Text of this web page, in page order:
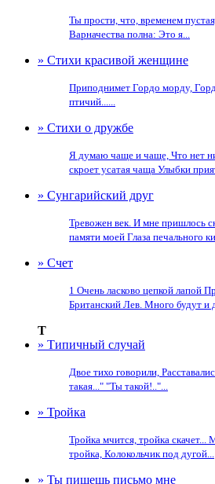
Ты прости, что, временем
Варначества полна: Это я...
» Стихи красивой женщине
Приподнимет Гордо морду,
птичий......
» Стихи о дружбе
Я думаю чаще и чаще, Что нет
скроет усатая чаща Улыбки
» Сунгарийский друг
Тревожен век. И мне пришлось
памяти моей Глаза печального
» Счет
1 Очень ласково цепкой лапой
Британский Лев. Много будут и
Т
» Типичный случай
Двое тихо говорили,
такая..." "Ты такой!.."...
» Тройка
Тройка мчится, тройка скачет...
тройка, Колокольчик под дугой...
» Ты пишешь письмо мне